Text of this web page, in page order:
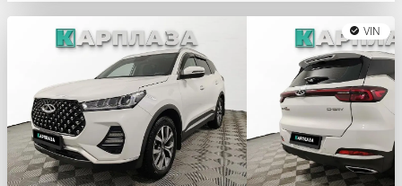
VIN